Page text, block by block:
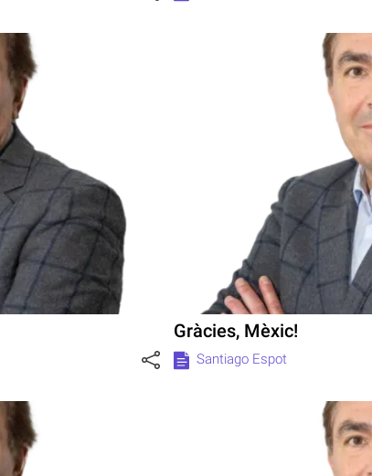
Gràcies, Mèxic!
Santiago Espot